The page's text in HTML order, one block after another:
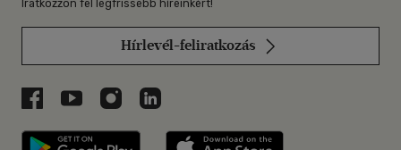
Iratkozzon fel legfrissebb híreinkért!
Hírlevél-feliratkozás
Libri a Facebookon
Libri a Youtube-on
Libri az Instagramon
Libri a LinkedInen
Libri applikáció Szerezd meg: Google